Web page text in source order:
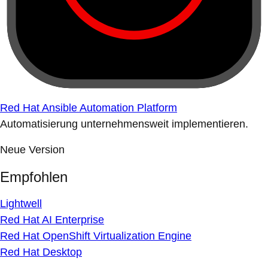
Red Hat Ansible Automation Platform
Automatisierung unternehmensweit implementieren.
Neue Version
Empfohlen
Lightwell
Red Hat AI Enterprise
Red Hat OpenShift Virtualization Engine
Red Hat Desktop